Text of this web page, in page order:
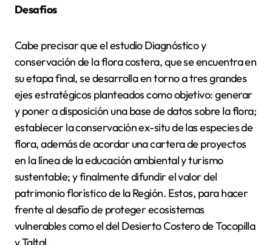
Desafíos
Cabe precisar que el estudio Diagnóstico y
conservación de la flora costera, que se encuentra en
su etapa final, se desarrolla en torno a tres grandes
ejes estratégicos planteados como objetivo: generar
y poner a disposición una base de datos sobre la flora;
establecer la conservación ex-situ de las especies de
flora, además de acordar una cartera de proyectos
en la línea de la educación ambiental y turismo
sustentable; y finalmente difundir el valor del
patrimonio florístico de la Región. Estos, para hacer
frente al desafío de proteger ecosistemas
vulnerables como el del Desierto Costero de Tocopilla